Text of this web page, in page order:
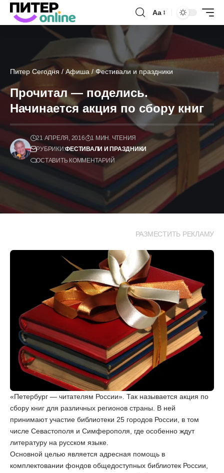
Аа
Питер Сегодня / Афиша / Фестивали и праздники
Прочитал — поделись.
Начинается акция по сбору книг
21 АПРЕЛЯ, 2016
1 МИН. ЧТЕНИЯ
РУБРИКИ:ФЕСТИВАЛИ И ПРАЗДНИКИ
ОСТАВИТЬ КОММЕНТАРИЙ
РАЗМЕСТИТЬ РЕКЛАМУ
«Петербург — читателям России». Так называется акция по
сбору книг для различных регионов страны. В ней
принимают участие библиотеки 25 городов России, в том
числе Севастополя и Симферополя, где особенно ждут
литературу на русском языке.
Основной целью является адресная помощь в
комплектовании фондов общедоступных библиотек России,